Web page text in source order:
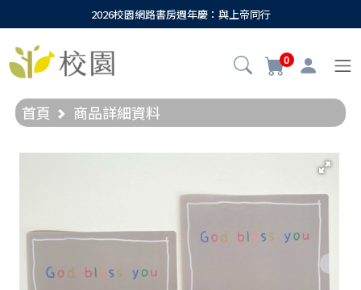
2026校園網路書房週年慶：與上帝同行
0
首頁 商品詳細資料